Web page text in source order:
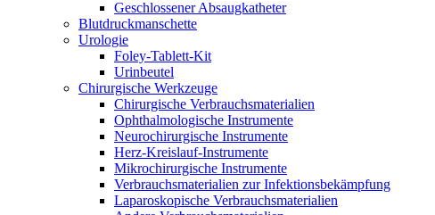
Geschlossener Absaugkatheter
Blutdruckmanschette
Urologie
Foley-Tablett-Kit
Urinbeutel
Chirurgische Werkzeuge
Chirurgische Verbrauchsmaterialien
Ophthalmologische Instrumente
Neurochirurgische Instrumente
Herz-Kreislauf-Instrumente
Mikrochirurgische Instrumente
Verbrauchsmaterialien zur Infektionsbekämpfung
Laparoskopische Verbrauchsmaterialien